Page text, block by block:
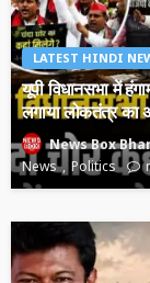
LATEST HINDI
यूपी विधानसभा में
लगाया लोकतंत्र का
News Box
News
Politics